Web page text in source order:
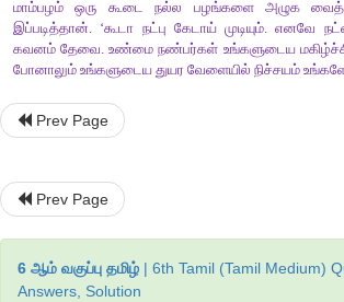
கொடுப்பது ,சாலையைக் கடக்க
சென்று சாலையைக் கடக்க உதவி
எவரேனும் மெல்லக் கற்போராக
செய்வது,அதாவது கணிதம் சொல்லித்
என இப்படிச் சொல்லிக் கொண்டே போகலாம்.
இனிமேல் வீட்டிலும் பொது இடங்களிலும்
Prev Page
Prev Page
6 ஆம் வகுப்பு தமிழ் | 6th Tamil (Tamil Medium)
Answers, Solution